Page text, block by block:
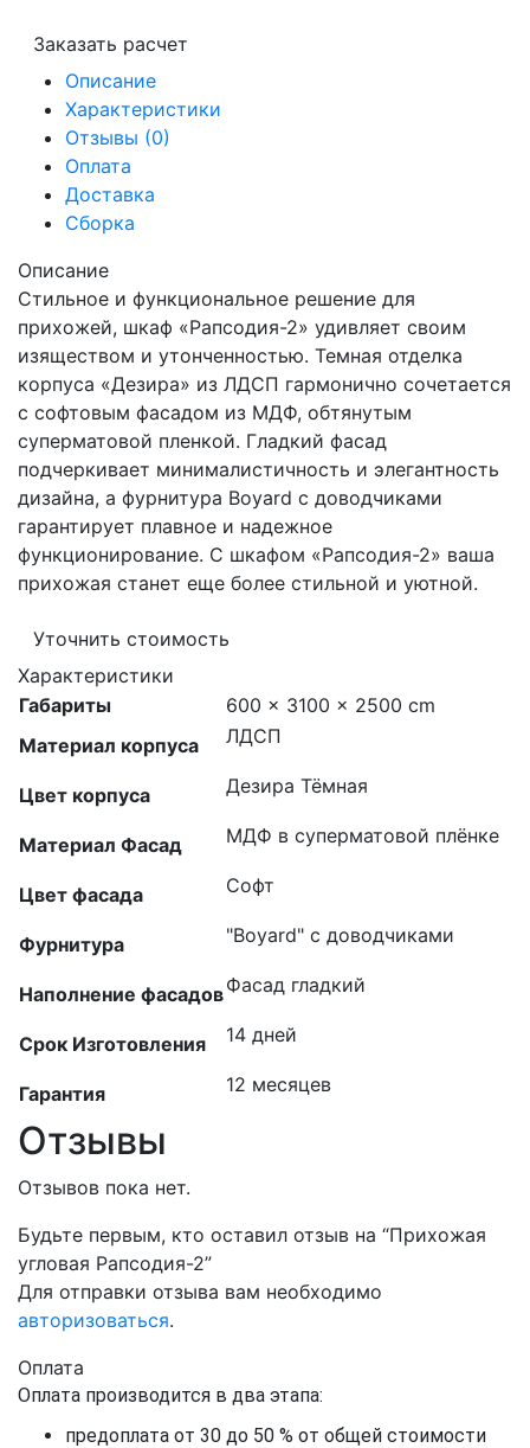
Заказать расчет
Описание
Характеристики
Отзывы (0)
Оплата
Доставка
Сборка
Описание
Стильное и функциональное решение для
прихожей, шкаф «Рапсодия-2» удивляет своим
изяществом и утонченностью. Темная отделка
корпуса «Дезира» из ЛДСП гармонично сочетается
с софтовым фасадом из МДФ, обтянутым
суперматовой пленкой. Гладкий фасад
подчеркивает минималистичность и элегантность
дизайна, а фурнитура Boyard с доводчиками
гарантирует плавное и надежное
функционирование. С шкафом «Рапсодия-2» ваша
прихожая станет еще более стильной и уютной.
Уточнить стоимость
Характеристики
Габариты
600 × 3100 × 2500 cm
Материал корпуса
ЛДСП
Цвет корпуса Дезира Тёмная
Материал Фасад МДФ в суперматовой плёнке
Цвет фасада Софт
Фурнитура "Boyard" с доводчиками
Наполнение фасадовФасад гладкий
Срок Изготовления 14 дней
Гарантия 12 месяцев
Отзывы
Отзывов пока нет.
Будьте первым, кто оставил отзыв на “Прихожая
угловая Рапсодия-2”
Для отправки отзыва вам необходимо
авторизоваться.
Оплата
Оплата производится в два этапа:
предоплата от 30 до 50 % от общей стоимости